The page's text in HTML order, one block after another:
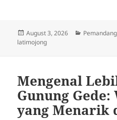
Posted
on
August 3, 2026 Categories
latimojong
Mengenal
Gunung
yang Menarik